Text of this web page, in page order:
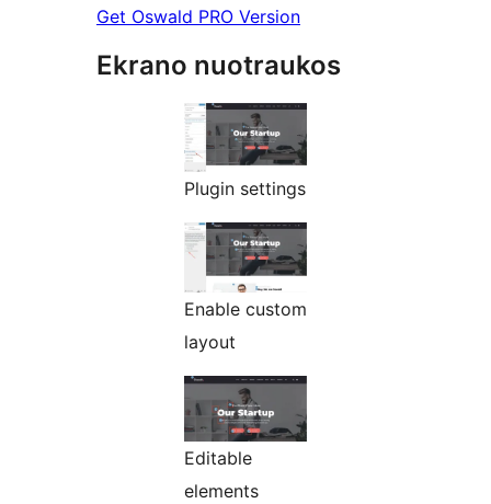
Get Oswald PRO Version
Ekrano nuotraukos
Plugin settings
Enable custom
layout
Editable
elements